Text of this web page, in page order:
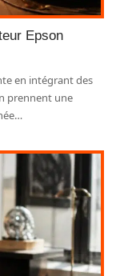
Epson
en intégrant des
prennent une
…